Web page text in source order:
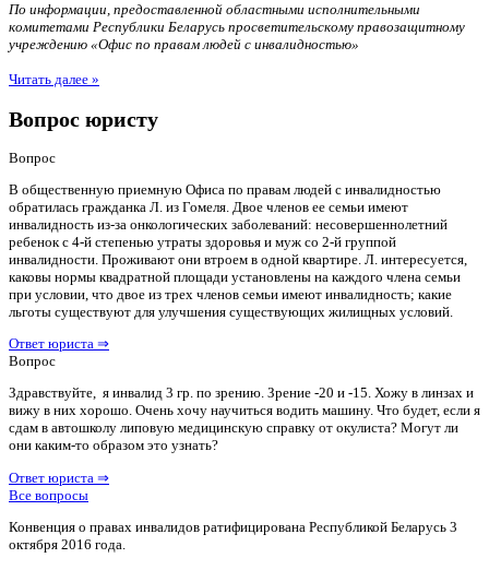
По информации, предоставленной областными исполнительными
комитетами Республики Беларусь просветительскому правозащитному
учреждению «Офис по правам людей с инвалидностью»
Читать далее »
Вопрос юристу
Вопрос
В общественную приемную Офиса по правам людей с инвалидностью
обратилась гражданка Л. из Гомеля. Двое членов ее семьи имеют
инвалидность из-за онкологических заболеваний: несовершеннолетний
ребенок с 4-й степенью утраты здоровья и муж со 2-й группой
инвалидности. Проживают они втроем в одной квартире. Л. интересуется,
каковы нормы квадратной площади установлены на каждого члена семьи
при условии, что двое из трех членов семьи имеют инвалидность; какие
льготы существуют для улучшения существующих жилищных условий.
Ответ юриста ⇒
Вопрос
Здравствуйте, я инвалид 3 гр. по зрению. Зрение -20 и -15. Хожу в линзах и
вижу в них хорошо. Очень хочу научиться водить машину. Что будет, если я
сдам в автошколу липовую медицинскую справку от окулиста? Могут ли
они каким-то образом это узнать?
Ответ юриста ⇒
Все вопросы
Конвенция о правах инвалидов ратифицирована Республикой Беларусь 3
октября 2016 года.